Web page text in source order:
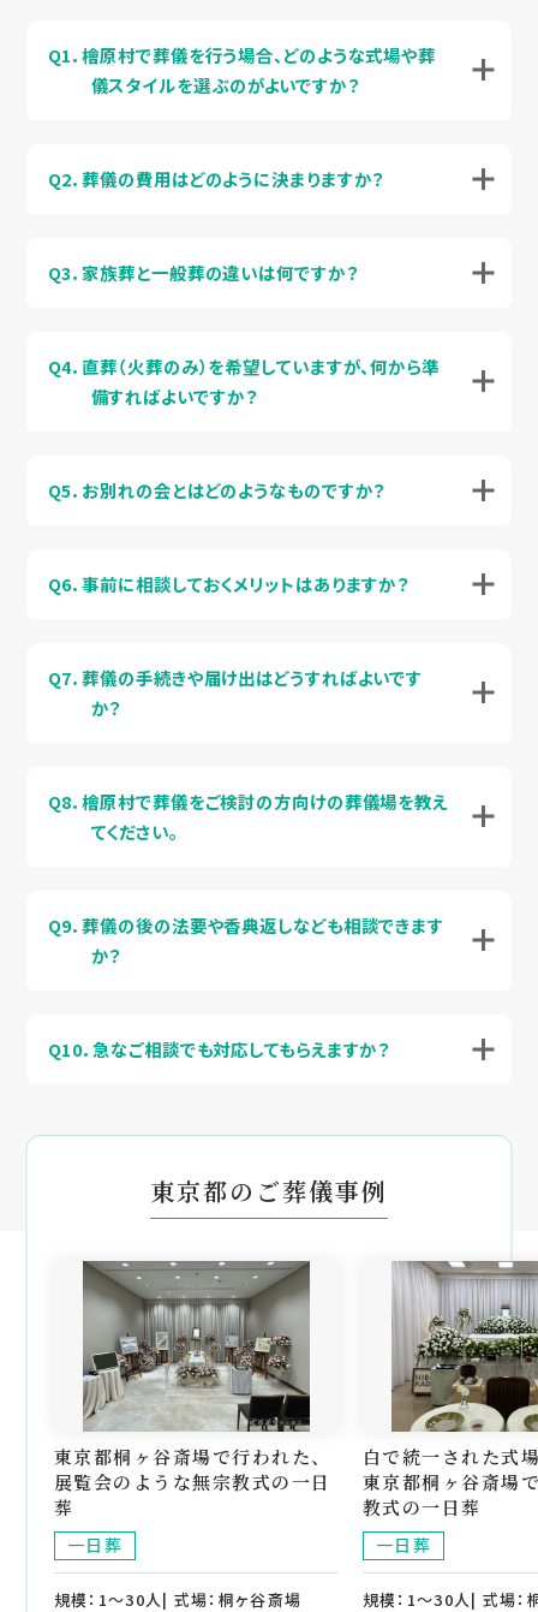
Q1．檜原村で葬儀を行う場合、どのような式場や葬
儀スタイルを選ぶのがよいですか？
Q2．葬儀の費用はどのように決まりますか？
Q3．家族葬と一般葬の違いは何ですか？
Q4．直葬（火葬のみ）を希望していますが、何から準
備すればよいですか？
Q5．お別れの会とはどのようなものですか？
Q6．事前に相談しておくメリットはありますか？
Q7．葬儀の手続きや届け出はどうすればよいです
か？
Q8．檜原村で葬儀をご検討の方向けの葬儀場を教え
てください。
Q9．葬儀の後の法要や香典返しなども相談できます
か？
Q10．急なご相談でも対応してもらえますか？
東京都のご葬儀事例
東京都桐ヶ谷斎場で行われた、
展覧会のような無宗教式の一日
葬
一日葬
規模：1～30人| 式場：桐ヶ谷斎場
白で統一された式
東京都桐ヶ谷斎場
教式の一日葬
一日葬
規模：1～30人| 式場：